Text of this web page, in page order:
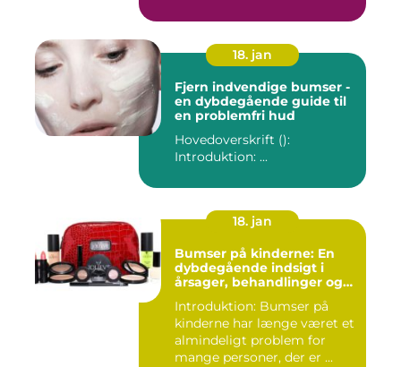
18. jan
Fjern indvendige bumser -
en dybdegående guide til
en problemfri hud
Hovedoverskrift ():
Introduktion: ...
18. jan
Bumser på kinderne: En
dybdegående indsigt i
årsager, behandlinger og
Introduktion: Bumser på
kinderne har længe været et
almindeligt problem for
mange personer, der er ...